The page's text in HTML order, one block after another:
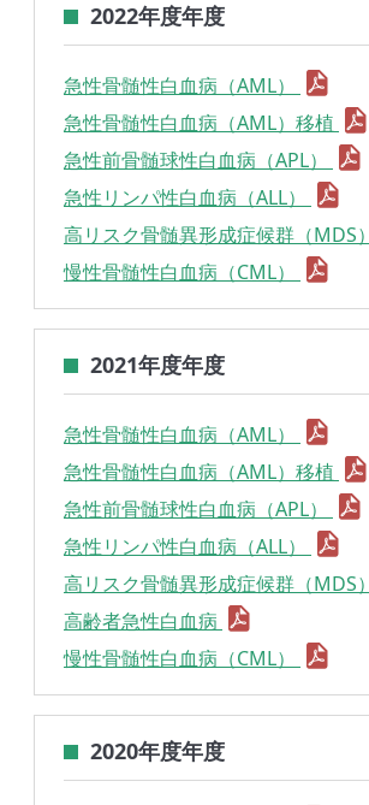
2022年度年度
急性骨髄性白血病（AML）
急性骨髄性白血病（AML）移植
急性前骨髄球性白血病（APL）
急性リンパ性白血病（ALL）
高リスク骨髄異形成症候群（MDS）
慢性骨髄性白血病（CML）
2021年度年度
急性骨髄性白血病（AML）
急性骨髄性白血病（AML）移植
急性前骨髄球性白血病（APL）
急性リンパ性白血病（ALL）
高リスク骨髄異形成症候群（MDS）
高齢者急性白血病
慢性骨髄性白血病（CML）
2020年度年度